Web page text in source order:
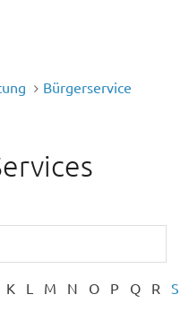
Bürgerservice
K L M N O P Q R S